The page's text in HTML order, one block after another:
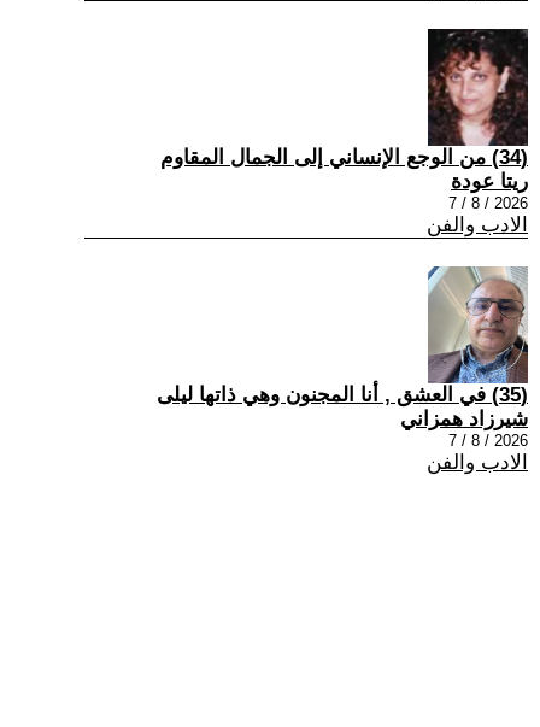
(34) من الوجع الإنساني إلى الجمال المقاوم
ريتا عودة
2026 / 8 / 7
الادب والفن
(35) في العشق , أنا المجنون وهي ذاتها ليلى
شيرزاد همزاني
2026 / 8 / 7
الادب والفن